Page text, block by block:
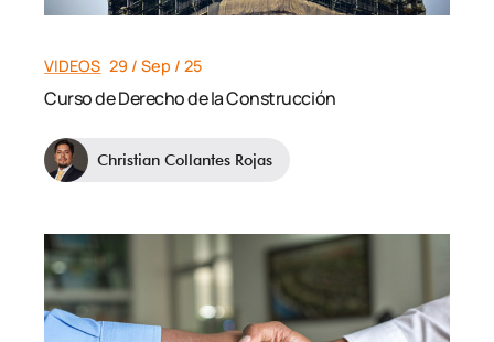
VIDEOS 29 / Sep / 25
Curso de Derecho de la Construcción
Christian Collantes Rojas